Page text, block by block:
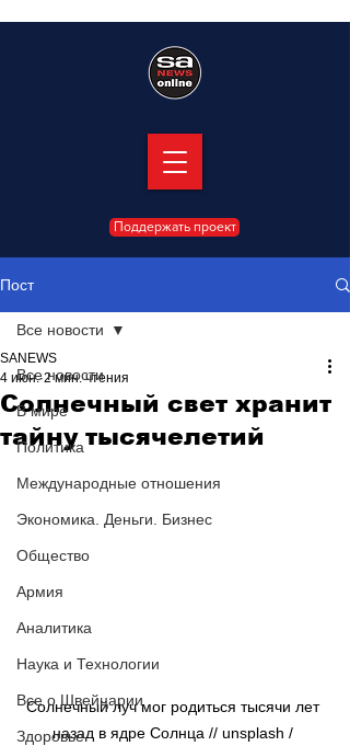
Поддержать проект
Пост
Все новости
В мире
Политика
Международные отношения
Экономика. Деньги. Бизнес
Общество
Армия
Аналитика
Наука и Технологии
Все о Швейцарии
Здоровье
Все новости
Солнечный свет хранит
тайну тысячелетий
SANEWS
4 июн. 2 мин. чтения
Солнечный луч мог родиться тысячи лет
назад в ядре Солнца // unsplash /